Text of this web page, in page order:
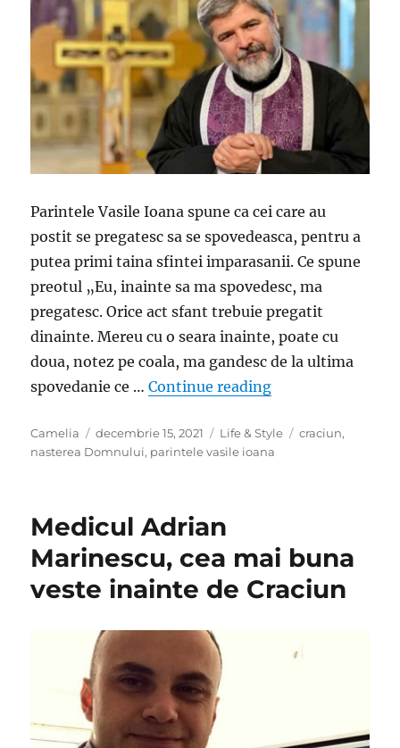
Parintele Vasile Ioana spune ca cei care au
postit se pregatesc sa se spovedeasca, pentru a
putea primi taina sfintei imparasanii. Ce spune
preotul „Eu, inainte sa ma spovedesc, ma
pregatesc. Orice act sfant trebuie pregatit
dinainte. Mereu cu o seara inainte, poate cu
doua, notez pe coala, ma gandesc de la ultima
spovedanie ce …Continue reading„Parintele Vasile
Author
Camelia
Posted
on
decembrie 15, 2021 Categories
Life & Style Tags
craciun,
nasterea Domnului, parintele vasile ioana
Medicul Adrian
Marinescu, cea mai buna
veste inainte de Craciun